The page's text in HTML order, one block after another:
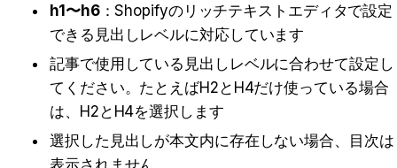
h1〜h6：Shopifyのリッチテキストエディタで設定
できる見出しレベルに対応しています
記事で使用している見出しレベルに合わせて設定し
てください。たとえばH2とH4だけ使っている場合
は、H2とH4を選択します
選択した見出しが本文内に存在しない場合、目次は
表示されません